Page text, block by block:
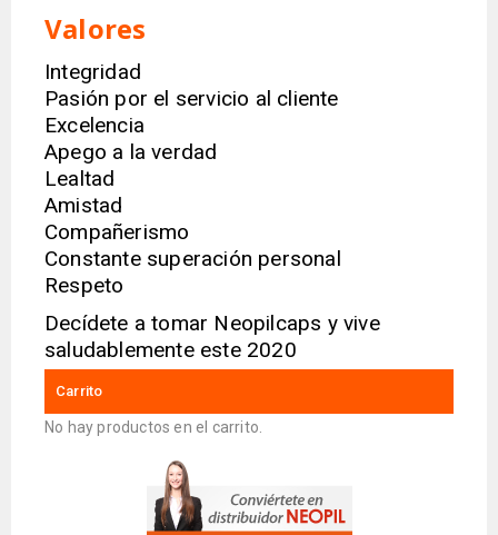
Valores
Integridad
Pasión por el servicio al cliente
Excelencia
Apego a la verdad
Lealtad
Amistad
Compañerismo
Constante superación personal
Respeto
Decídete a tomar Neopilcaps y vive
saludablemente este 2020
Carrito
No hay productos en el carrito.